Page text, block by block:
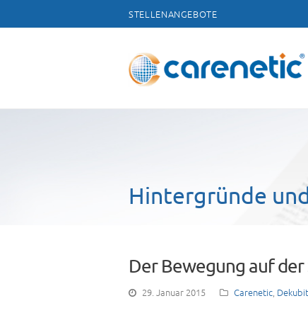
STELLENANGEBOTE
Hintergründe
Der Bewegung auf der
29. Januar 2015 Carenetic,